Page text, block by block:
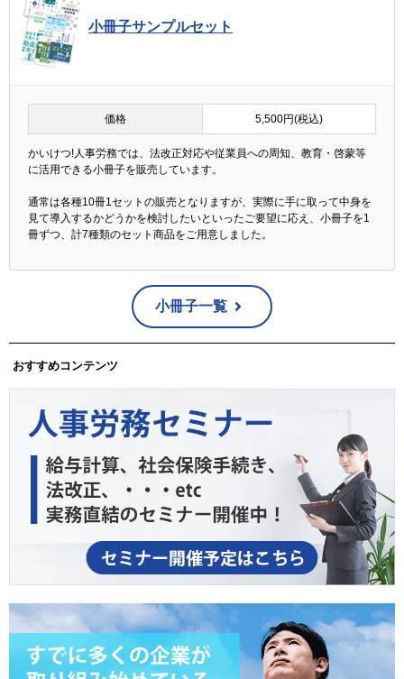
小冊子サンプルセット
価格 5,500円(税込)
かいけつ!人事労務では、法改正対応や従業員への周知、教育・啓蒙等
に活用できる小冊子を販売しています。
通常は各種10冊1セットの販売となりますが、実際に手に取って中身を
見て導入するかどうかを検討したいといったご要望に応え、小冊子を1
冊ずつ、計7種類のセット商品をご用意しました。
小冊子一覧
おすすめコンテンツ